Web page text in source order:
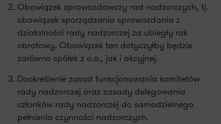
Obowiązek sprawozdawczy rad nadzorczych, tj.
obowiązek sporządzania sprawozdania z
działalności rady nadzorczej za ubiegły rok
obrotowy. Obowiązek ten dotyczyłby będzie
zarówno spółek z o.o., jak i akcyjnej.
Dookreślenie zasad funkcjonowania komitetów
rady nadzorczej oraz zasady delegowania
członków rady nadzorczej do samodzielnego
pełnienia czynności nadzorczych.